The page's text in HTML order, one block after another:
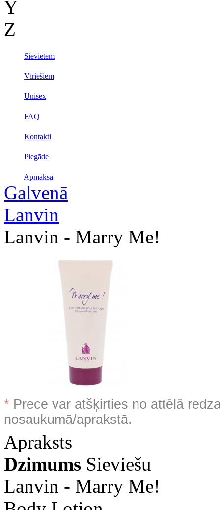
Y
Z
Sievietēm
Vīriešiem
Unisex
FAQ
Kontakti
Piegāde
Apmaksa
Galvenā
Lanvin
Lanvin - Marry Me!
* Prece var atšķirties no attēlā
nosaukumā/aprakstā.
Apraksts
Dzimums Sieviešu
Lanvin - Marry Me!